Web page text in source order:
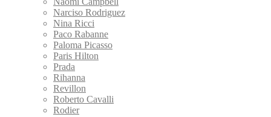
Narciso Rodriguez
Nina Ricci
Paco Rabanne
Paloma Picasso
Paris Hilton
Prada
Rihanna
Revillon
Roberto Cavalli
Rodier